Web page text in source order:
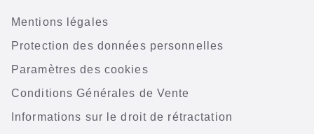
Mentions légales
Protection des données personnelles
Paramètres des cookies
Conditions Générales de Vente
Informations sur le droit de rétractation